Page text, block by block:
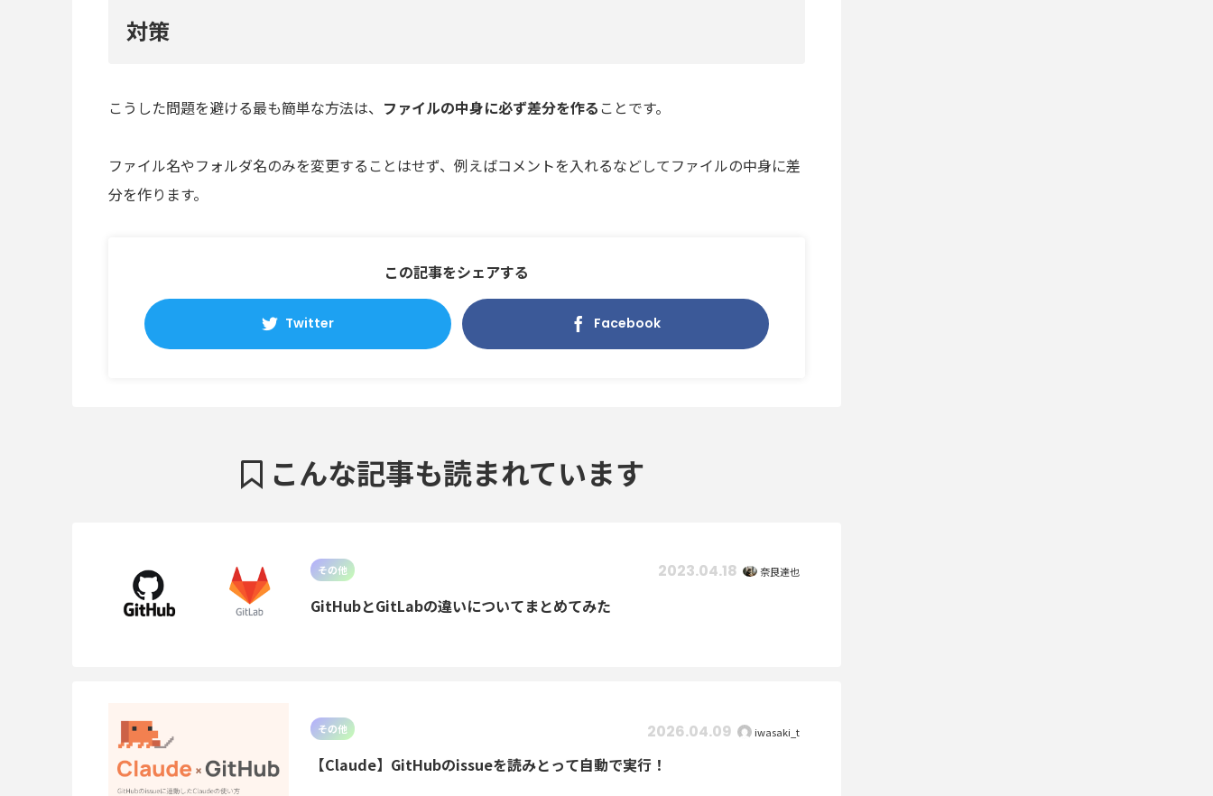
対策
こうした問題を避ける最も簡単な方法は、 ファイルの中身に必ず差分を作る ことです。
ファイル名やフォルダ名のみを変更することはせず、例えばコメントを入れるなどしてファイルの中身に差
分を作ります。
この記事をシェアする
Twitter Facebook
こんな記事も読まれています
その他
GitHubとGitLabの違いについてまとめてみた
2023.04.18 奈良達也
その他
【Claude】GitHubのissueを読みとって自動で実行！
2026.04.09 iwasaki_t